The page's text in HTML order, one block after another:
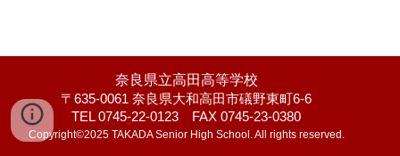
奈良県立高田高等学校
〒635-0061 奈良県大和高田市礒野東町6-6
TEL 0745-22-0123 FAX 0745-23-0380
Copyright©2025 TAKADA Senior High School. All rights reserved.